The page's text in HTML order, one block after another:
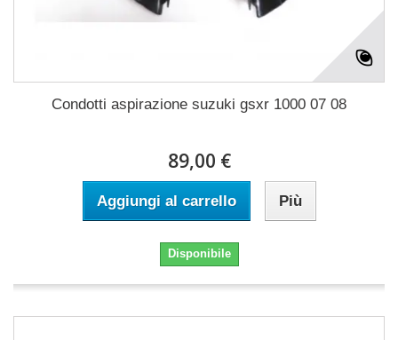
Condotti aspirazione suzuki gsxr 1000 07 08
89,00 €
Aggiungi al carrello Più
Disponibile